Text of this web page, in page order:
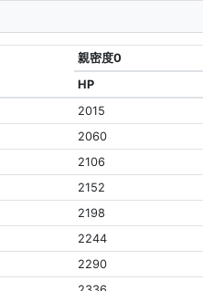
親密度0
HP
2015
2060
2106
2152
2198
2244
2290